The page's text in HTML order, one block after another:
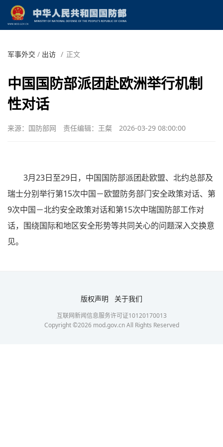
军事外交 / 出访 / 正文
中国国防部派团赴欧洲举行机制
性对话
来源：国防部网 责任编辑：王粲 2026-03-29 08:00:00
3月23日至29日，中国国防部派团赴欧盟、北约总部及
瑞士分别举行第15次中国－欧盟防务部门安全政策对话、第
9次中国－北约安全政策对话和第15次中瑞国防部工作对
话，围绕国际和地区安全形势等共同关心的问题深入交换意
见。
版权声明 关于我们
互联网新闻信息服务许可证10120170013
Copyright ©2026mod.gov.cn All Rights Reserved